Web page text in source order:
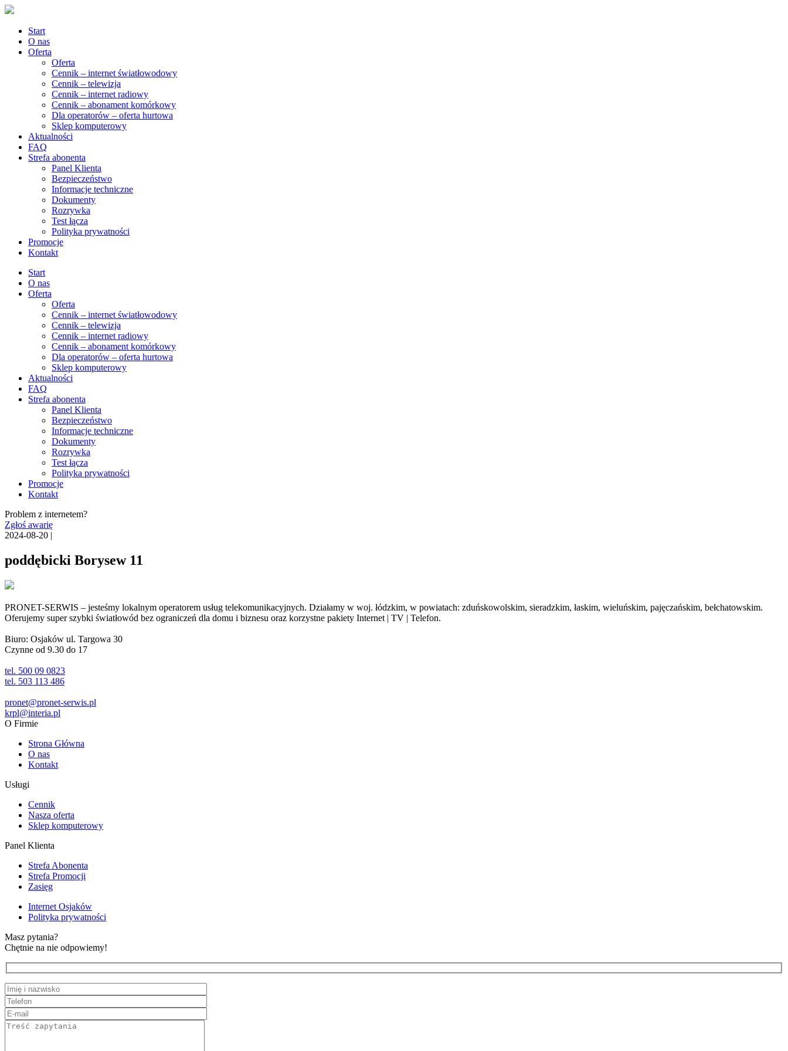
Start
O nas
Oferta
Oferta
Cennik – internet światłowodowy
Cennik – telewizja
Cennik – internet radiowy
Cennik – abonament komórkowy
Dla operatorów – oferta hurtowa
Sklep komputerowy
Aktualności
FAQ
Strefa abonenta
Panel Klienta
Bezpieczeństwo
Informacje techniczne
Dokumenty
Rozrywka
Test łącza
Polityka prywatności
Promocje
Kontakt
Start
O nas
Oferta
Oferta
Cennik – internet światłowodowy
Cennik – telewizja
Cennik – internet radiowy
Cennik – abonament komórkowy
Dla operatorów – oferta hurtowa
Sklep komputerowy
Aktualności
FAQ
Strefa abonenta
Panel Klienta
Bezpieczeństwo
Informacje techniczne
Dokumenty
Rozrywka
Test łącza
Polityka prywatności
Promocje
Kontakt
Problem z internetem?
Zgłoś awarię
2024-08-20 |
poddębicki Borysew 11
PRONET-SERWIS – jesteśmy lokalnym operatorem usług telekomunikacyjnych. Działamy w woj. łódzkim, w powiatach: zduńskowolskim, sieradzkim, łaskim, wieluńskim, pajęczańskim, bełchatowskim.
Oferujemy super szybki światłowód bez ograniczeń dla domu i biznesu oraz korzystne pakiety Internet | TV | Telefon.
Biuro: Osjaków ul. Targowa 30
Czynne od 9.30 do 17
tel. 500 09 0823
tel. 503 113 486
pronet@pronet-serwis.pl
krpl@interia.pl
O Firmie
Strona Główna
O nas
Kontakt
Usługi
Cennik
Nasza oferta
Sklep komputerowy
Panel Klienta
Strefa Abonenta
Strefa Promocji
Zasięg
Internet Osjaków
Polityka prywatności
Masz pytania?
Chętnie na nie odpowiemy!